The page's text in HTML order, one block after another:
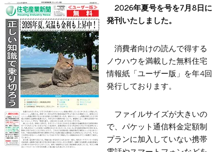
2026年夏号を号を7月8日に
発刊いたしました。
消費者向けの読んで得する
ノウハウを満載した無料住宅
情報紙「ユーザー版」を年4回
発行しております。
ファイルサイズが大きいの
で、パケット通信料金定額制
プランに加入していない携帯